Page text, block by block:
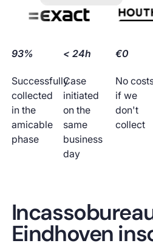
93%
Successfully
collected
in the
amicable
phase
< 24h
Case
initiated
on the
same
business
day
€0
No
if we
don't
collect
Eindhoven